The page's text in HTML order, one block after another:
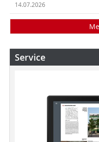
14.07.2026
Service